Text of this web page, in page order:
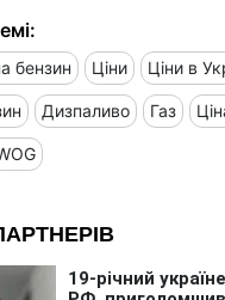
бензин Ціни Ціни в
Дизпаливо Газ